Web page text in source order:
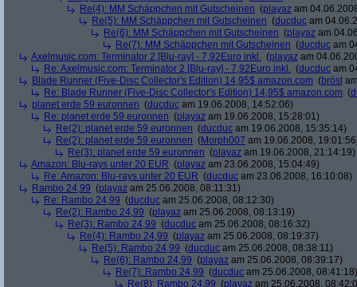
Re(4): MM Schäppchen mit Gutscheinen (playaz am
Re(5): MM Schäppchen mit Gutscheinen (ducduc am
Re(6): MM Schäppchen mit Gutscheinen (playaz am
Re(7): MM Schäppchen mit Gutscheinen (ducduc am
Axelmusic.com: Terminator 2 [Blu-ray] - 7,92Euro inkl. (playaz am
Re: Axelmusic.com: Terminator 2 [Blu-ray] - 7,92Euro inkl. (ducduc am
Blade Runner (Five-Disc Collector's Edition) 14,95$ amazon.com (brösl
Re: Blade Runner (Five-Disc Collector's Edition) 14,95$ amazon.com (
planet erde 59 euronnen (ducduc am 19.06.2008, 14:52:06)
Re: planet erde 59 euronnen (playaz am 19.06.2008, 15:28:01)
Re(2): planet erde 59 euronnen (ducduc am 19.06.2008, 15:35:14)
Re(2): planet erde 59 euronnen (Morph007 am 19.06.2008,
Re(3): planet erde 59 euronnen (playaz am 19.06.2008, 21:14:19)
Amazon: Blu-rays unter 20 EUR (playaz am 23.06.2008, 15:04:49)
Re: Amazon: Blu-rays unter 20 EUR (ducduc am 23.06.2008, 16:10:08)
Rambo 24,99 (playaz am 25.06.2008, 08:11:31)
Re: Rambo 24,99 (ducduc am 25.06.2008, 08:12:30)
Re(2): Rambo 24,99 (playaz am 25.06.2008, 08:13:19)
Re(3): Rambo 24,99 (ducduc am 25.06.2008, 08:16:32)
Re(4): Rambo 24,99 (playaz am 25.06.2008, 08:19:37)
Re(5): Rambo 24,99 (ducduc am 25.06.2008, 08:38:11)
Re(6): Rambo 24,99 (playaz am 25.06.2008, 08:39:17)
Re(7): Rambo 24,99 (ducduc am 25.06.2008, 08:41:18)
Re(8): Rambo 24,99 (playaz am 25.06.2008,